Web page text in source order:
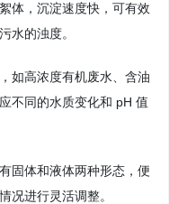
体，沉淀速度快，可有效
水的浊度。
如高浓度有机废水、含油
不同的水质变化和 pH 值
固体和液体两种形态，便
况进行灵活调整。